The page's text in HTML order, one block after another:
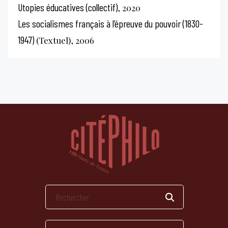
Utopies éducatives (collectif), 2020
Les socialismes français à l’épreuve du pouvoir (1830-
1947)(Textuel), 2006